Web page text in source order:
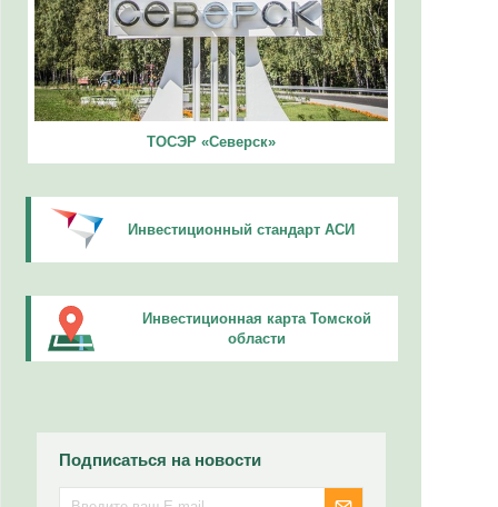
ТОСЭР «Северск»
Инвестиционный стандарт АСИ
Инвестиционная карта Томской
области
Подписаться на новости